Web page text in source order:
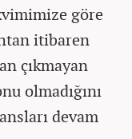
göre
itibaren
çıkmayan
olmadığını
devam